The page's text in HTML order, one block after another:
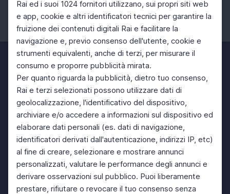
Rai ed i suoi 1024 fornitori utilizzano, sui propri siti web
e app, cookie e altri identificatori tecnici per garantire la
fruizione dei contenuti digitali Rai e facilitare la
navigazione e, previo consenso dell'utente, cookie e
strumenti equivalenti, anche di terzi, per misurare il
consumo e proporre pubblicità mirata.
Per quanto riguarda la pubblicità, dietro tuo consenso,
Rai e terzi selezionati possono utilizzare dati di
geolocalizzazione, l'identificativo del dispositivo,
archiviare e/o accedere a informazioni sul dispositivo ed
elaborare dati personali (es. dati di navigazione,
identificatori derivati dall'autenticazione, indirizzi IP, etc)
al fine di creare, selezionare e mostrare annunci
personalizzati, valutare le performance degli annunci e
derivare osservazioni sul pubblico. Puoi liberamente
prestare, rifiutare o revocare il tuo consenso senza
Facebook Instagram Twitter